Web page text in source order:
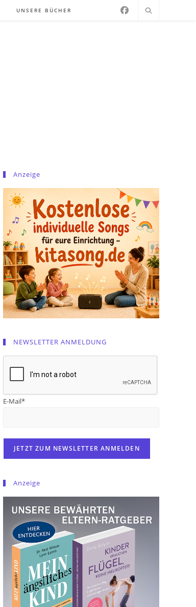
UNSERE BÜCHER
Anzeige
NEWSLETTER ANMELDUNG
E-Mail*
Anzeige